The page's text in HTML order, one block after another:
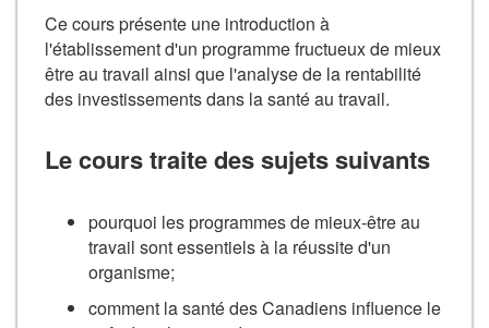
Ce cours présente une introduction à
l'établissement d'un programme fructueux de mieux
être au travail ainsi que l'analyse de la rentabilité
des investissements dans la santé au travail.
Le cours traite des sujets suivants
pourquoi les programmes de mieux-être au
travail sont essentiels à la réussite d'un
organisme;
comment la santé des Canadiens influence le